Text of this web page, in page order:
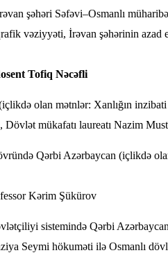
şəhəri Səfəvi–Osmanlı
vəziyyəti, İrəvan şəhərinin azad
Tofiq Nəcəfli
olan mətnlər: Xanlığın
mükafatı laureatı Nazim
Qərbi Azərbaycan (içlikdə
Kərim Şükürov
sistemində Qərbi
Seymi hökuməti ilə Osmanlı